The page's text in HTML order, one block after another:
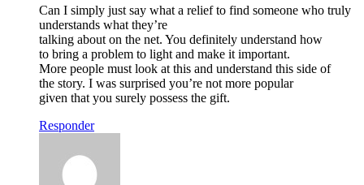
Can I simply just say what a relief to find someone who truly
understands what they’re
talking about on the net. You definitely understand how
to bring a problem to light and make it important.
More people must look at this and understand this side of
the story. I was surprised you’re not more popular
given that you surely possess the gift.
Responder